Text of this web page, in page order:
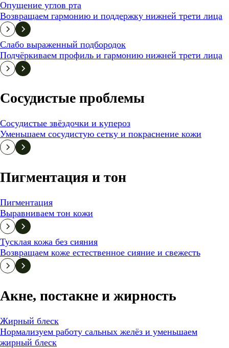
Опущение углов рта
Возвращаем гармонию и поддержку нижней трети лица
Слабо выраженный подбородок
Подчёркиваем профиль и гармонию нижней трети лица
Сосудистые проблемы
Сосудистые звёздочки и купероз
Уменьшаем сосудистую сетку и покраснение кожи
Пигментация и тон
Пигментация
Выравниваем тон кожи
Тусклая кожа без сияния
Возвращаем коже естественное сияние и свежесть
Акне, постакне и жирность
Жирный блеск
Нормализуем работу сальных желёз и уменьшаем
жирный блеск